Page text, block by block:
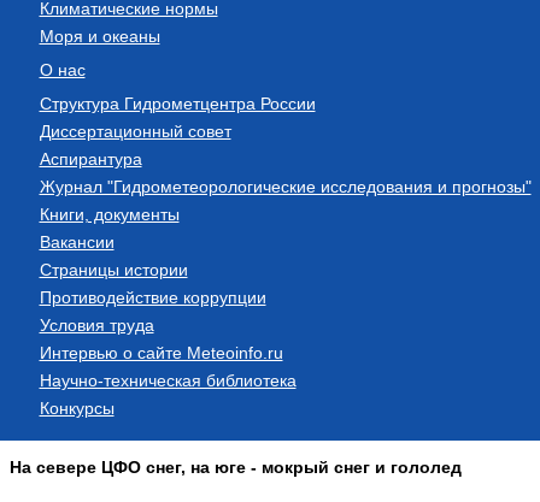
Климатические нормы
Моря и океаны
О нас
Структура Гидрометцентра России
Диссертационный совет
Аспирантура
Журнал "Гидрометеорологические исследования и прогнозы"
Книги, документы
Вакансии
Страницы истории
Противодействие коррупции
Условия труда
Интервью о сайте Meteoinfo.ru
Научно-техническая библиотека
Конкурсы
На севере ЦФО снег, на юге - мокрый снег и гололед